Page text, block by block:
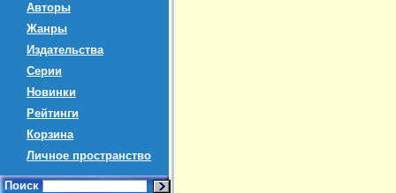
Авторы
Жанры
Издательства
Серии
Новинки
Рейтинги
Корзина
Личное пространство
Поиск